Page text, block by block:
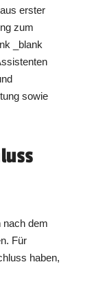
erster
zum
_blank
sowie
nach dem
Für
haben,